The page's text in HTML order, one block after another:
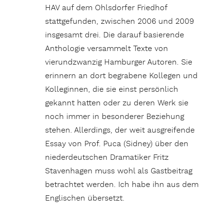
HAV auf dem Ohlsdorfer Friedhof
stattgefunden, zwischen 2006 und 2009
insgesamt drei. Die darauf basierende
Anthologie versammelt Texte von
vierundzwanzig Hamburger Autoren. Sie
erinnern an dort begrabene Kollegen und
Kolleginnen, die sie einst persönlich
gekannt hatten oder zu deren Werk sie
noch immer in besonderer Beziehung
stehen. Allerdings, der weit ausgreifende
Essay von Prof. Puca (Sidney) über den
niederdeutschen Dramatiker Fritz
Stavenhagen muss wohl als Gastbeitrag
betrachtet werden. Ich habe ihn aus dem
Englischen übersetzt.